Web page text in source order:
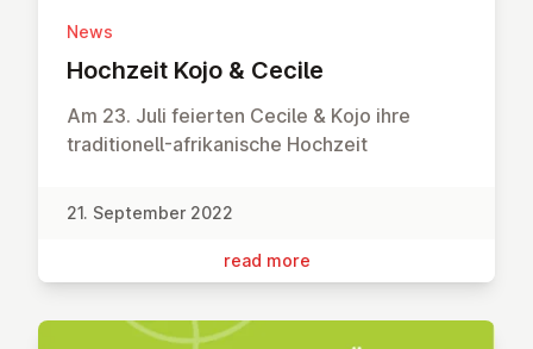
News
Hochzeit Kojo & Cecile
Am 23. Juli feierten Cecile & Kojo ihre
traditionell-afrikanische Hochzeit
21. September 2022
read more